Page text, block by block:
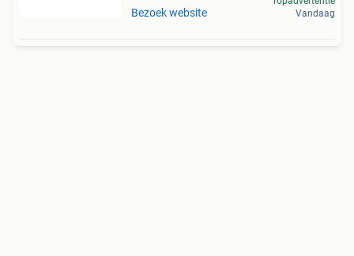
Bezoek website
Vandaag